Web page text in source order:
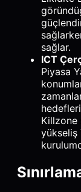
sağlar.
ICT
Piyasa
Killzone
yükseliş